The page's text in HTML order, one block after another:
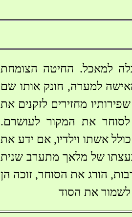
למאכל. החיטה הצומחת
למערה, חונק אותו שם
מחזירים לזקנים את
את המקור לעושרם.
אשתו וילדיו, אם ידע את
של מלאך מתערב שנית
הורג את הסוחר, זוכה הן
לשמור את הסוד